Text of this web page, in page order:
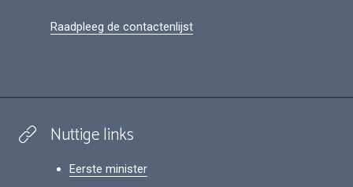
Raadpleeg de contactenlijst
Nuttige links
Eerste minister